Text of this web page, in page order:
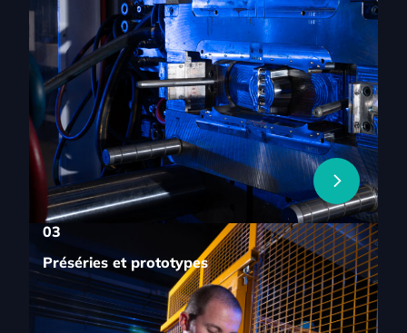
03
Préséries et prototypes